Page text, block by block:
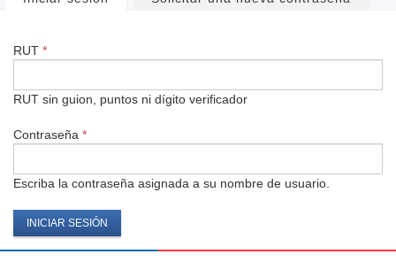
RUT *
RUT sin guion, puntos ni dígito verificador
Contraseña *
Escriba la contraseña asignada a su nombre de usuario.